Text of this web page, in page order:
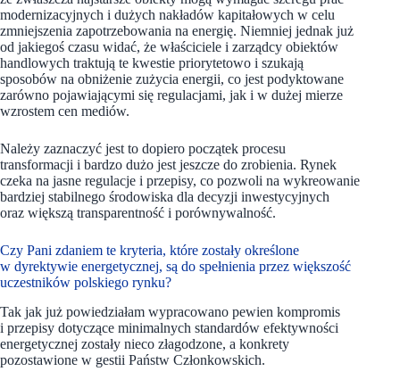
modernizacyjnych i dużych nakładów kapitałowych w celu
zmniejszenia zapotrzebowania na energię. Niemniej jednak już
od jakiegoś czasu widać, że właściciele i zarządcy obiektów
handlowych traktują te kwestie priorytetowo i szukają
sposobów na obniżenie zużycia energii, co jest podyktowane
zarówno pojawiającymi się regulacjami, jak i w dużej mierze
wzrostem cen mediów.
Należy zaznaczyć jest to dopiero początek procesu
transformacji i bardzo dużo jest jeszcze do zrobienia. Rynek
czeka na jasne regulacje i przepisy, co pozwoli na wykreowanie
bardziej stabilnego środowiska dla decyzji inwestycyjnych
oraz większą transparentność i porównywalność.
Czy Pani zdaniem te kryteria, które zostały określone
w dyrektywie energetycznej, są do spełnienia przez większość
uczestników polskiego rynku?
Tak jak już powiedziałam wypracowano pewien kompromis
i przepisy dotyczące minimalnych standardów efektywności
energetycznej zostały nieco złagodzone, a konkrety
pozostawione w gestii Państw Członkowskich.